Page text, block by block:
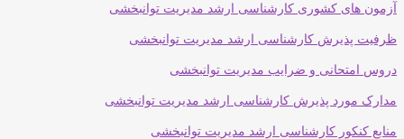
آزمون های کشوری کارشناسی ارشد مدیریت توانبخشی
ظرفیت پذیرش کارشناسی ارشد مدیریت توانبخشی
دروس امتحانی و ضرایب مدیریت توانبخشی
مدارک مورد پذیرش کارشناسی ارشد مدیریت توانبخشی
منابع کنکور کارشناسی ارشد مدیریت توانبخشی